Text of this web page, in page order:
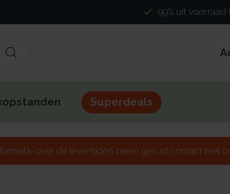
99% uit voorraad
Superdeals
over de levertijden neem gerust contact met